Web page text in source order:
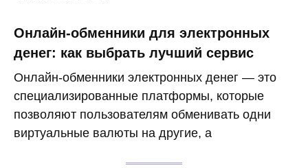
Онлайн-обменники для электронных
денег: как выбрать лучший сервис
Онлайн-обменники электронных денег — это
специализированные платформы, которые
позволяют пользователям обменивать одни
виртуальные валюты на другие, а